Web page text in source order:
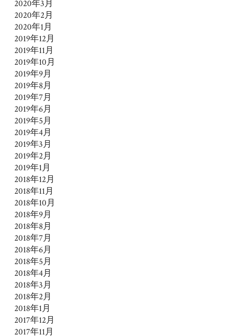
2020年3月
2020年2月
2020年1月
2019年12月
2019年11月
2019年10月
2019年9月
2019年8月
2019年7月
2019年6月
2019年5月
2019年4月
2019年3月
2019年2月
2019年1月
2018年12月
2018年11月
2018年10月
2018年9月
2018年8月
2018年7月
2018年6月
2018年5月
2018年4月
2018年3月
2018年2月
2018年1月
2017年12月
2017年11月